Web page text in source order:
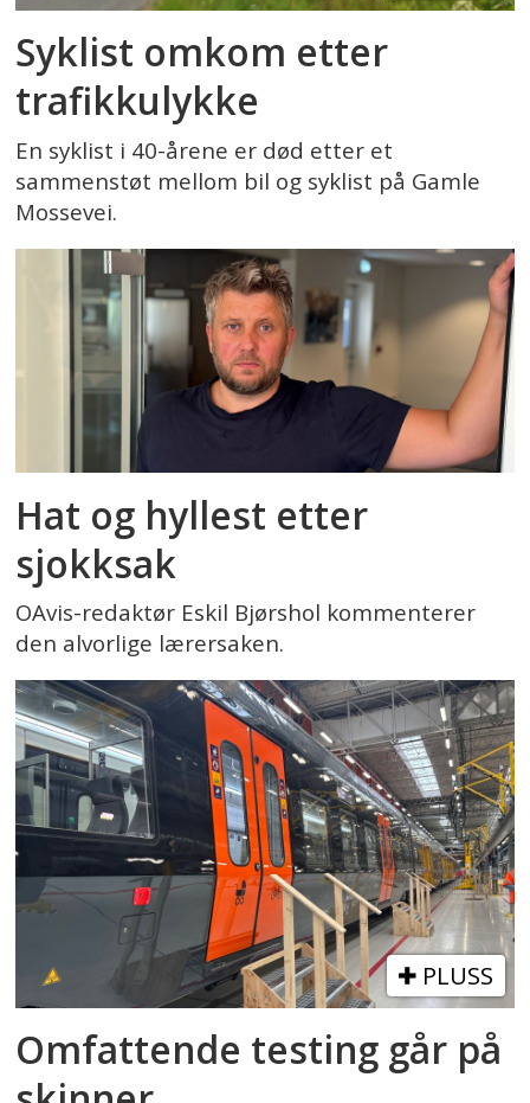
Syklist omkom etter
trafikkulykke
En syklist i 40-årene er død etter et
sammenstøt mellom bil og syklist på Gamle
Mossevei.
Hat og hyllest etter
sjokksak
OAvis-redaktør Eskil Bjørshol kommenterer
den alvorlige lærersaken.
PLUSS
Omfattende testing går på